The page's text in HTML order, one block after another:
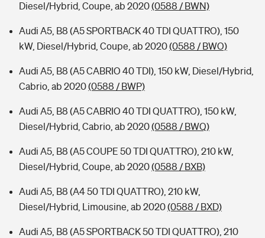
Diesel/Hybrid, Coupe, ab 2020(0588 / BWN)
Audi A5, B8 (A5 SPORTBACK 40 TDI QUATTRO), 150
kW, Diesel/Hybrid, Coupe, ab 2020(0588 / BWO)
Audi A5, B8 (A5 CABRIO 40 TDI), 150 kW, Diesel/Hybrid,
Cabrio, ab 2020(0588 / BWP)
Audi A5, B8 (A5 CABRIO 40 TDI QUATTRO), 150 kW,
Diesel/Hybrid, Cabrio, ab 2020(0588 / BWQ)
Audi A5, B8 (A5 COUPE 50 TDI QUATTRO), 210 kW,
Diesel/Hybrid, Coupe, ab 2020(0588 / BXB)
Audi A5, B8 (A4 50 TDI QUATTRO), 210 kW,
Diesel/Hybrid, Limousine, ab 2020(0588 / BXD)
Audi A5, B8 (A5 SPORTBACK 50 TDI QUATTRO), 210